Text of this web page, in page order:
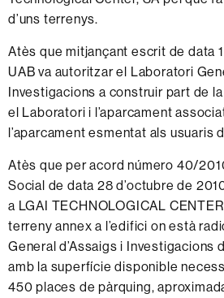
d’uns terrenys.
Atès que mitjançant escrit de data
UAB va autoritzar el Laboratori
Investigacions a construir part de
el Laboratori i l’aparcament
l’aparcament esmentat als usuaris
Atès que per acord número 40/
Social de data 28 d’octubre de
a LGAI TECHNOLOGICAL
terreny annex a l’edifici on està
General d’Assaigs i Investigacions
amb la superfície disponible
450 places de pàrquing,